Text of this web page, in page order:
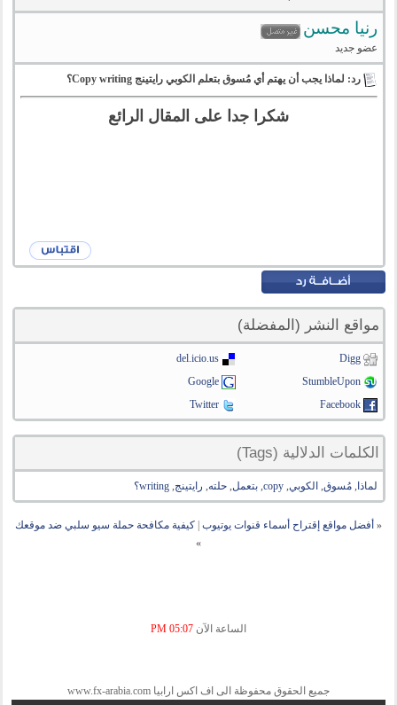
رنيا محسن
عضو جديد
رد: لماذا يجب أن يهتم أي مُسوق بتعلم الكوبي رايتينج Copy writing؟
شكرا جدا على المقال الرائع
مواقع النشر (المفضلة)
Digg
del.icio.us
StumbleUpon
Google
Facebook
Twitter
الكلمات الدلالية (Tags)
لماذا ,مُسوق, الكوبي,
copy
,بتعمل,حلته, رايتينج,writing؟
« أفضل مواقع إقتراح أسماء قنوات يوتيوب كيفية مكافحة حملة سيو سلبي ضد موقعك
»
الساعة الآن 05:07 PM
جميع الحقوق محفوظة الى اف اكس ارابيا www.fx-arabia.com